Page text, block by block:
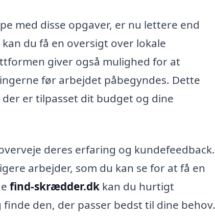
med disse opgaver, er nu lettere end
kan du få en oversigt over lokale
giver også mulighed for at
før arbejdet påbegyndes. Dette
er tilpasset dit budget og dine
deres erfaring og kundefeedback.
arbejder, som du kan se for at få en
find-skrædder.dk kan du hurtigt
den, der passer bedst til dine behov.